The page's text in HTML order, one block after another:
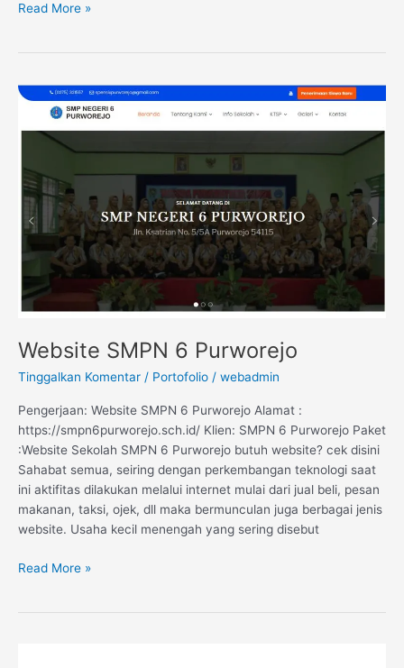
Read More »
Website SMPN 6 Purworejo
Tinggalkan Komentar / Portofolio / webadmin
Pengerjaan: Website SMPN 6 Purworejo Alamat :
https://smpn6purworejo.sch.id/ Klien: SMPN 6 Purworejo Paket
:Website Sekolah SMPN 6 Purworejo butuh website? cek disini
Sahabat semua, seiring dengan perkembangan teknologi saat
ini aktifitas dilakukan melalui internet mulai dari jual beli, pesan
makanan, taksi, ojek, dll maka bermunculan juga berbagai jenis
website. Usaha kecil menengah yang sering disebut
Website
SMPN
6
Purworejo
Read More »